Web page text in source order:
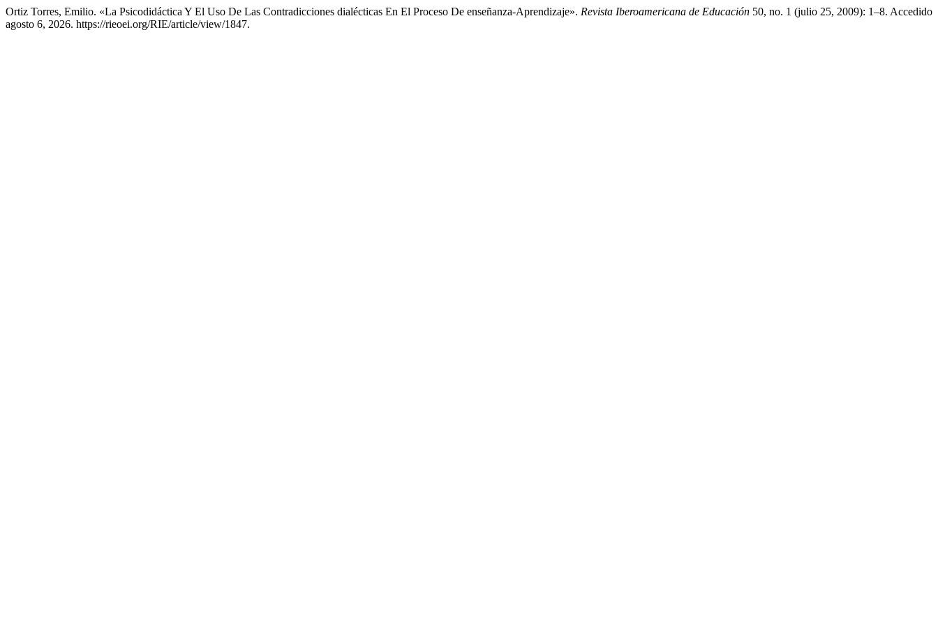
Ortiz Torres, Emilio. «La Psicodidáctica Y El Uso De Las Contradicciones dialécticas En El Proceso De enseñanza-Aprendizaje». Revista Iberoamericana de Educación 50, no. 1 (julio 25, 2009): 1–8. Accedido
agosto 6, 2026. https://rieoei.org/RIE/article/view/1847.